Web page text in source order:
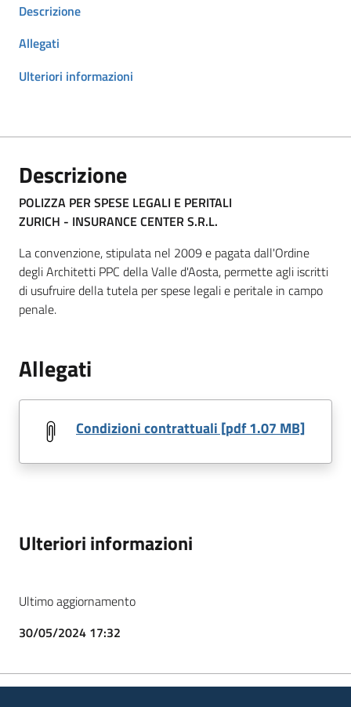
Descrizione
Allegati
Ulteriori informazioni
Descrizione
POLIZZA PER SPESE LEGALI E PERITALI
ZURICH - INSURANCE CENTER S.R.L.
La convenzione, stipulata nel 2009 e pagata dall'Ordine
degli Architetti PPC della Valle d'Aosta, permette agli iscritti
di usufruire della tutela per spese legali e peritale in campo
penale.
Allegati
Condizioni contrattuali [pdf 1.07 MB]
Ulteriori informazioni
Ultimo aggiornamento
30/05/2024 17:32